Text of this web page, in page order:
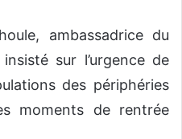
ambassadrice du
sur l’urgence de
des périphéries
moments de rentrée